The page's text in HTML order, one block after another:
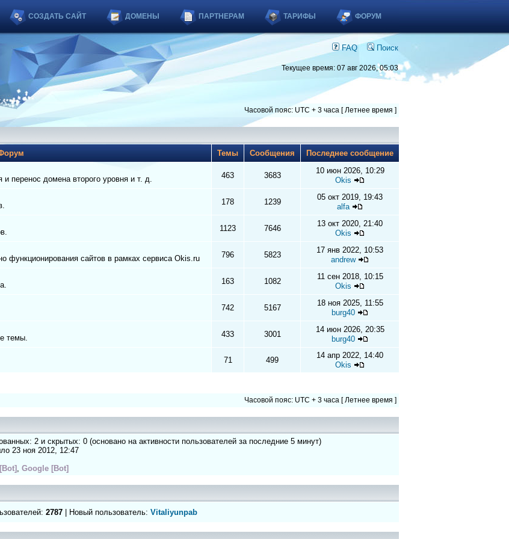
СОЗДАТЬ САЙТ ДОМЕНЫ ПАРТНЕРАМ ТАРИФЫ ФОРУМ
FAQ Поиск
Текущее время: 07 авг 2026, 05:03
Часовой пояс: UTC + 3 часа [ Летнее время ]
Темы Сообщения Последнее сообщение
перенос домена второго уровня и т. д. 463 3683
10 июн 2026, 10:29
Okis
178 1239
05 окт 2019, 19:43
alfa
1123 7646
13 окт 2020, 21:40
Okis
функционирования сайтов в рамках сервиса Okis.ru 796 5823
17 янв 2022, 10:53
andrew
163 1082
11 сен 2018, 10:15
Okis
742 5167
18 ноя 2025, 11:55
burg40
темы. 433 3001
14 июн 2026, 20:35
burg40
71 499
14 апр 2022, 14:40
Okis
Часовой пояс: UTC + 3 часа [ Летнее время ]
2 и скрытых: 0 (основано на активности пользователей за последние 5 минут)
23 ноя 2012, 12:47
, Google [Bot]
2787 | Новый пользователь: Vitaliyunpab